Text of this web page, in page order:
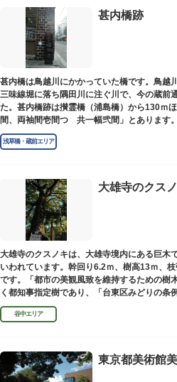
甚内橋跡
甚内橋は鳥越川にかかっていた橋です。鳥越
三味線堀に落ち隅田川に注ぐ川で、今の蔵前
た。甚内橋跡は攅霊橋（浦島橋）から130ｍ
間、両袖間壱間つゞ共一幅弐間」とあります
の石碑があります。
浅草橋・蔵前エリア
大雄寺のクス
大雄寺のクスノキは、大雄寺境内にある巨木
いわれています。幹回り6.2ｍ、樹高13ｍ、
です。「都市の美観風致を維持するための樹
く都知事指定樹であり、「台東区みどりの条
谷中エリア
東京都美術館